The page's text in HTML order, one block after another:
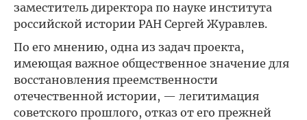
заместитель директора по науке института
российской истории РАН Сергей Журавлев.
По его мнению, одна из задач проекта,
имеющая важное общественное значение для
восстановления преемственности
отечественной истории, — легитимация
советского прошлого, отказ от его прежней